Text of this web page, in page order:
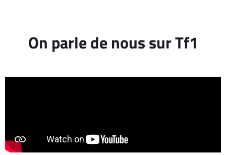
On parle de nous sur Tf1